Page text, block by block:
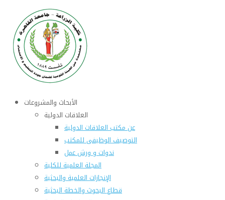
الأبحاث والمشروعات
العلاقات الدولية
عن مكتب العلاقات الدولية
التوصيف الوظيفى للمكتب
ندوات و ورش عمل
المجلة العلمية للكلية
الإنجازات العلمية والبحثية
قطاع البحوث والخطة البحثية